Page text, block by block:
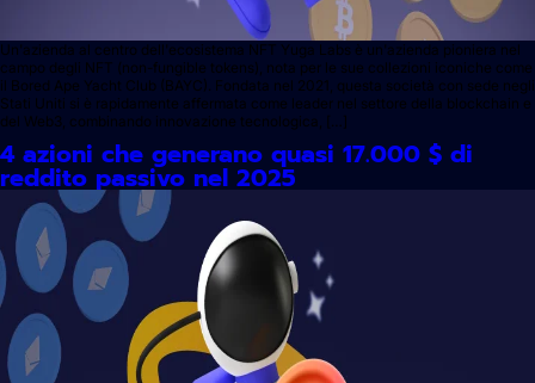
Un'azienda al centro dell'ecosistema NFT Yuga Labs è un'azienda pioniera nel
campo degli NFT (non-fungible tokens), nota per le sue collezioni iconiche come
il Bored Ape Yacht Club (BAYC). Fondata nel 2021, questa società con sede negli
Stati Uniti si è rapidamente affermata come leader nel settore della blockchain e
del Web3, combinando innovazione tecnologica, […]
4 azioni che generano quasi 17.000 $ di
reddito passivo nel 2025